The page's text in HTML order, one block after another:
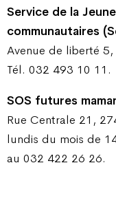
Service de la
communautaires
Avenue de liberté
Tél. 032 493 10 11.
SOS futures
Rue Centrale 21,
lundis du mois de
au 032 422 26 26.